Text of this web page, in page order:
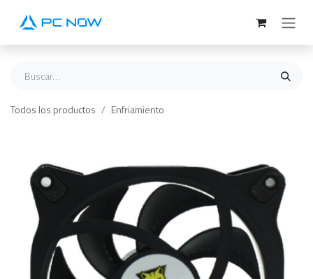
Todos los productos Enfriamiento